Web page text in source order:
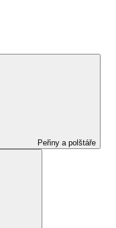
Peřiny a polštáře